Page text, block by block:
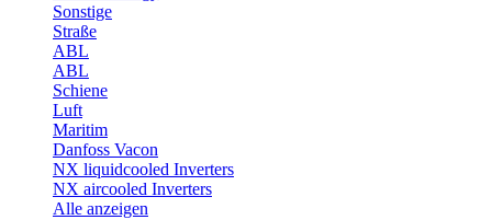
Sonstige
Straße
ABL
ABL
Schiene
Luft
Maritim
Danfoss Vacon
NX liquidcooled Inverters
NX aircooled Inverters
Alle anzeigen